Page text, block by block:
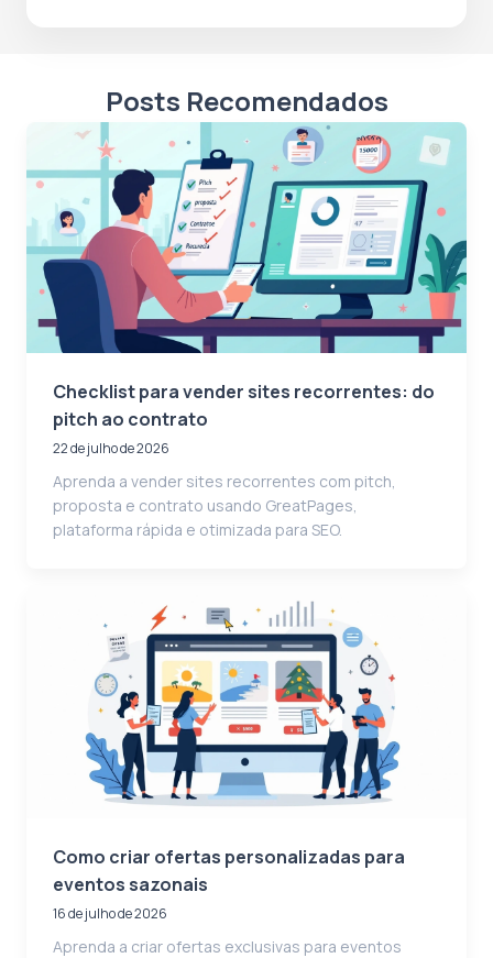
Posts Recomendados
Checklist para vender sites recorrentes: do
pitch ao contrato
22 de julho de 2026
Aprenda a vender sites recorrentes com pitch,
proposta e contrato usando GreatPages,
plataforma rápida e otimizada para SEO.
Como criar ofertas personalizadas para
eventos sazonais
16 de julho de 2026
Aprenda a criar ofertas exclusivas para eventos